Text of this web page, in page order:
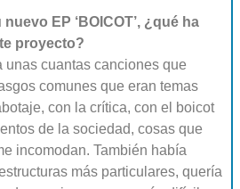
EP ‘BOICOT’, ¿qué ha
proyecto?
unas cuantas canciones que
comunes que eran temas
con la crítica, con el boicot
de la sociedad, cosas que
incomodan. También había
más particulares, quería